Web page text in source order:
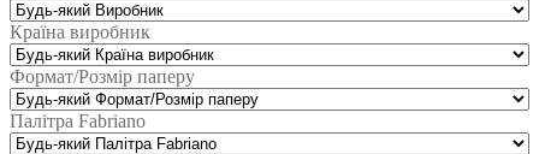
Країна виробник
Формат/Розмір паперу
Палітра Fabriano